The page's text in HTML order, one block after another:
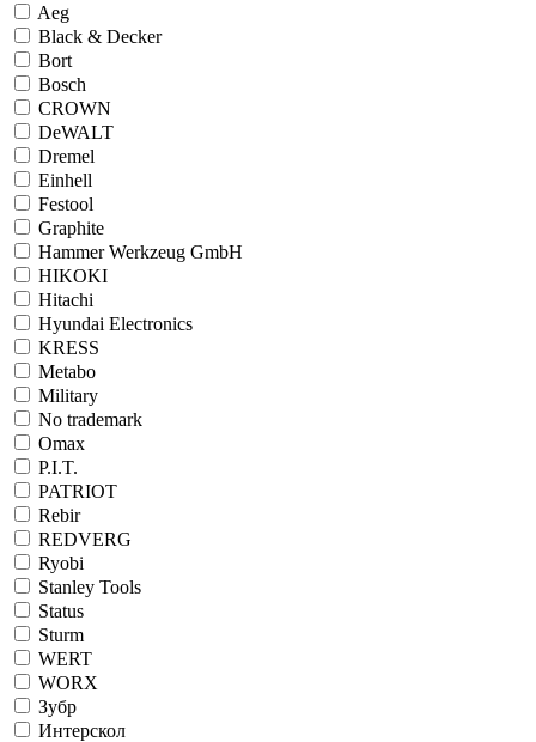
Aeg
Black & Decker
Bort
Bosch
CROWN
DeWALT
Dremel
Einhell
Festool
Graphite
Hammer Werkzeug GmbH
HIKOKI
Hitachi
Hyundai Electronics
KRESS
Metabo
Military
No trademark
Omax
P.I.T.
PATRIOT
Rebir
REDVERG
Ryobi
Stanley Tools
Status
Sturm
WERT
WORX
Зубр
Интерскол